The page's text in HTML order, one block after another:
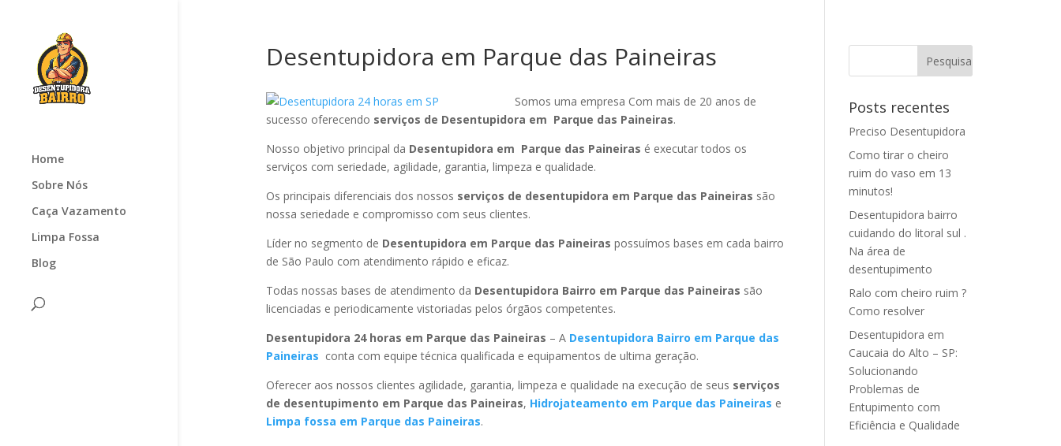
Home
Sobre Nós
Caça Vazamento
Limpa Fossa
Blog
Desentupidora em Parque das Paineiras
Somos uma empresa Com mais de 20 anos de
sucesso oferecendo serviços de Desentupidora em Parque das Paineiras.
Nosso objetivo principal da Desentupidora em Parque das Paineiras é executar todos os
serviços com seriedade, agilidade, garantia, limpeza e qualidade.
Os principais diferenciais dos nossos serviços de desentupidora em Parque das Paineiras são
nossa seriedade e compromisso com seus clientes.
Líder no segmento de Desentupidora em Parque das Paineiras possuímos bases em cada bairro
de São Paulo com atendimento rápido e eficaz.
Todas nossas bases de atendimento da Desentupidora Bairro em Parque das Paineiras são
licenciadas e periodicamente vistoriadas pelos órgãos competentes.
Desentupidora 24 horas em Parque das Paineiras – A Desentupidora Bairro em Parque das
Paineiras conta com equipe técnica qualificada e equipamentos de ultima geração.
Oferecer aos nossos clientes agilidade, garantia, limpeza e qualidade na execução de seus serviços
de desentupimento em Parque das Paineiras, Hidrojateamento em Parque das Paineiras e
Limpa fossa em Parque das Paineiras.
Posts recentes
Preciso Desentupidora
Como tirar o cheiro
ruim do vaso em 13
minutos!
Desentupidora bairro
cuidando do litoral sul .
Na área de
desentupimento
Ralo com cheiro ruim ?
Como resolver
Desentupidora em
Caucaia do Alto – SP:
Solucionando
Problemas de
Entupimento com
Eficiência e Qualidade